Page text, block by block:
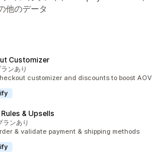
他のデータ
Customizer
件
ンあり
customizer and discounts to boost AOV
& Upsells
件
ランあり
& validate payment & shipping methods